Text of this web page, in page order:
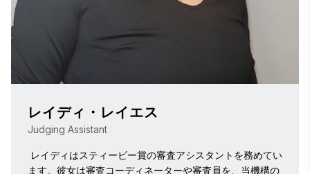
レイディ・レイエス
Judging Assistant
レイディはスティービー賞の審査アシスタントを務めてい
ます。彼女は審査コーディネーターや審査員を、当機構の